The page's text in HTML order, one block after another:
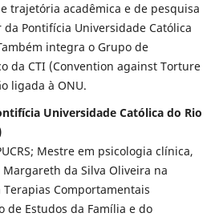
trajetória acadêmica e de pesquisa
Pontifícia Universidade Católica
integra o Grupo de
da CTI (Convention against Torture
ligada à ONU.
Universidade Católica do Rio
Mestre em psicologia clínica,
da Silva Oliveira na
Terapias Comportamentais
de Estudos da Família e do